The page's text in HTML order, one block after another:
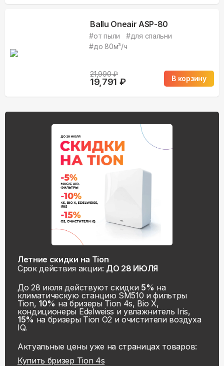
Ballu Oneair ASP-80
#от пыли #для спальни
#до 80м³/ч
21,990₽
19,791 ₽ В корзину
Летние скидки на Tion
Срок действия акции: ДО 28 ИЮЛЯ
До 28 июля действуют скидки 5% на
климатическую станцию SM510 и фильтры
Tion, 10% на бризеры Tion 4s, Bio X,
кондиционеры Edelweiss и увлажнитель Iris,
15% на бризеры Tion O2 и очистители воздуха
IQ.
Актуальные цены уже на страницах товаров:
Купить бризер Tion 4s